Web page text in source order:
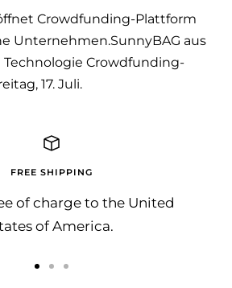
Crowdfunding-Plattform
Unternehmen.SunnyBAG aus
Technologie Crowdfunding-
17. Juli.
FREE SHIPPING
of charge to the United
of America.